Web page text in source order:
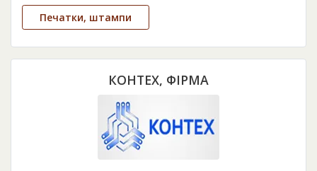
Печатки, штампи
КОНТЕХ, ФІРМА